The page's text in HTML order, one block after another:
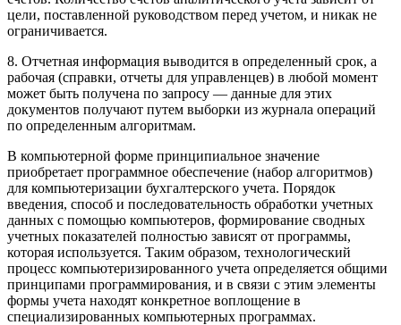
цели, поставленной руководством перед учетом, и никак не
ограничивается.
8. Отчетная информация выводится в определенный срок, а
рабочая (справки, отчеты для управленцев) в любой момент
может быть получена по запросу — данные для этих
документов получают путем выборки из журнала операций
по определенным алгоритмам.
В компьютерной форме принципиальное значение
приобретает программное обеспечение (набор алгоритмов)
для компьютеризации бухгалтерского учета. Порядок
введения, способ и последовательность обработки учетных
данных с помощью компьютеров, формирование сводных
учетных показателей полностью зависят от программы,
которая используется. Таким образом, технологический
процесс компьютеризированного учета определяется общими
принципами программирования, и в связи с этим элементы
формы учета находят конкретное воплощение в
специализированных компьютерных программах.